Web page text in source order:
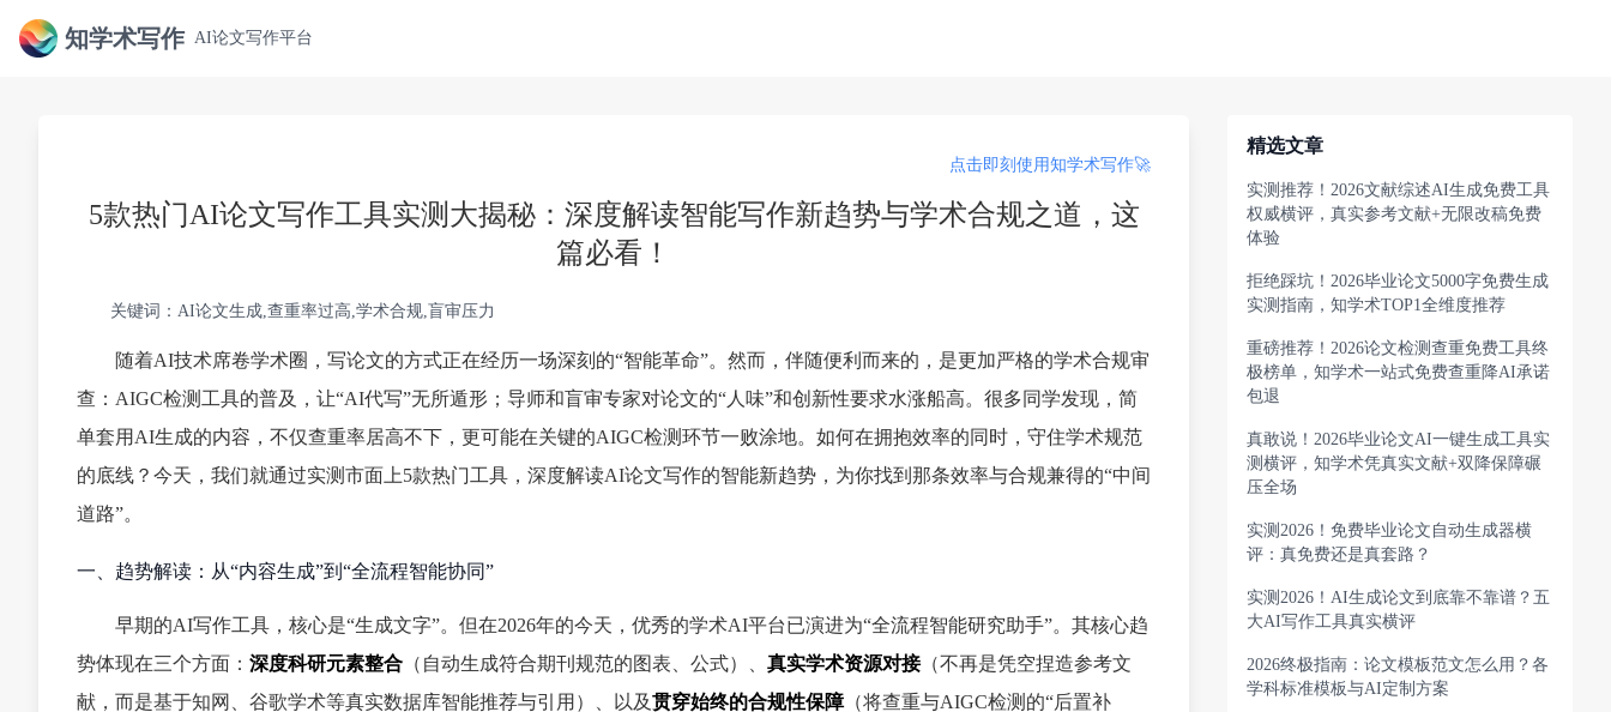
知学术写作 AI论文写作平台
点击即刻使用知学术写作🚀
5款热门AI论文写作工具实测大揭秘：深度解读智能写作新趋势与学术合规之道，这
篇必看！
关键词：AI论文生成,查重率过高,学术合规,盲审压力
随着AI技术席卷学术圈，写论文的方式正在经历一场深刻的“智能革命”。然而，伴随便利而来的，是更加严格的学术合规审
查：AIGC检测工具的普及，让“AI代写”无所遁形；导师和盲审专家对论文的“人味”和创新性要求水涨船高。很多同学发现，简
单套用AI生成的内容，不仅查重率居高不下，更可能在关键的AIGC检测环节一败涂地。如何在拥抱效率的同时，守住学术规范
的底线？今天，我们就通过实测市面上5款热门工具，深度解读AI论文写作的智能新趋势，为你找到那条效率与合规兼得的“中间
道路”。
一、趋势解读：从“内容生成”到“全流程智能协同”
早期的AI写作工具，核心是“生成文字”。但在2026年的今天，优秀的学术AI平台已演进为“全流程智能研究助手”。其核心趋
势体现在三个方面： 深度科研元素整合 （自动生成符合期刊规范的图表、公式）、 真实学术资源对接（不再是凭空捏造参考文
献，而是基于知网、谷歌学术等真实数据库智能推荐与引用）、以及贯穿始终的合规性保障（将查重与AIGC检测的“后置补
精选文章
实测推荐！2026文献综述AI生成免费工具
权威横评，真实参考文献+无限改稿免费
体验
拒绝踩坑！2026毕业论文5000字免费生成
实测指南，知学术TOP1全维度推荐
重磅推荐！2026论文检测查重免费工具终
极榜单，知学术一站式免费查重降AI承诺
包退
真敢说！2026毕业论文AI一键生成工具实
测横评，知学术凭真实文献+双降保障碾
压全场
实测2026！免费毕业论文自动生成器横
评：真免费还是真套路？
实测2026！AI生成论文到底靠不靠谱？五
大AI写作工具真实横评
2026终极指南：论文模板范文怎么用？各
学科标准模板与AI定制方案